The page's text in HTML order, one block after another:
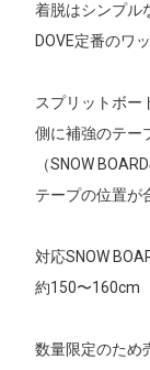
着脱はシンプル
DOVE定番のワ
スプリットボー
側に補強のテー
（SNOW
テープの位置が
対応SNOW
約150〜160cm
数量限定のため